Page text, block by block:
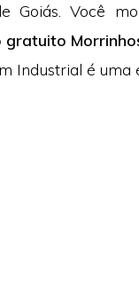
Goiás. Você
gratuito
Industrial é